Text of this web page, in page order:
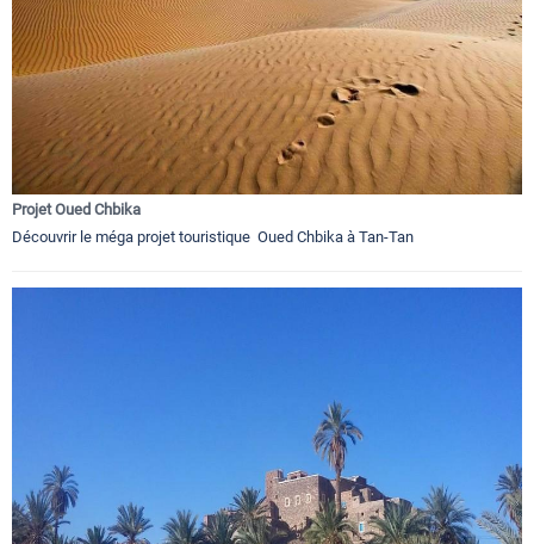
Projet Oued Chbika
Découvrir le méga projet touristique Oued Chbika à Tan-Tan